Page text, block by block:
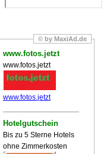
© by MaxiAd.de
www.fotos.jetzt
www.fotos.jetzt
www.fotos.jetzt
Hotelgutschein
Bis zu 5 Sterne Hotels
ohne Zimmerkosten